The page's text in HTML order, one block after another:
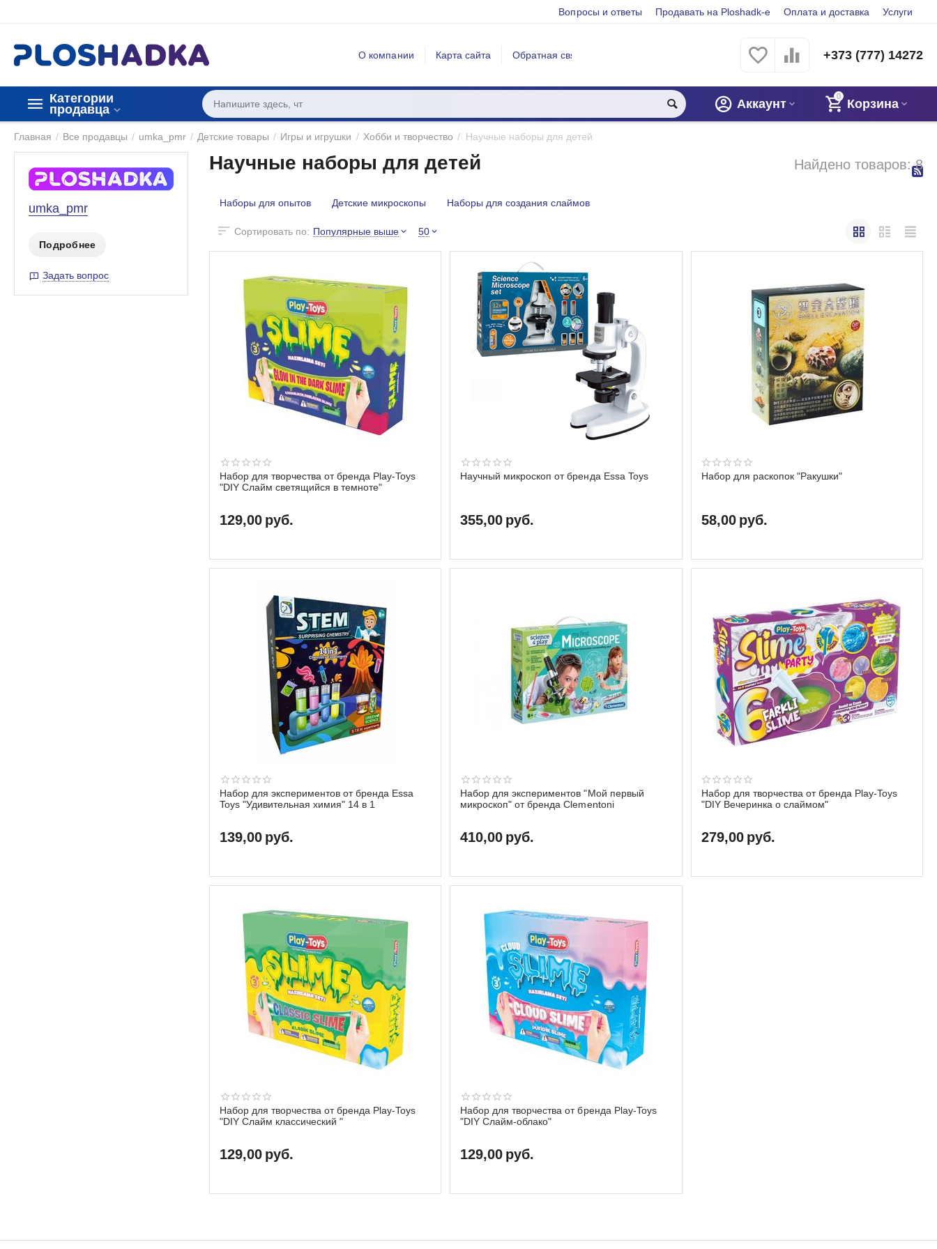
Вопросы и ответы Продавать на Ploshadk-e Оплата и доставка Услуги
О компании Карта сайта Обратная связь +373 (777) 14272
Категории
продавца
0
Корзина
Аккаунт
Главная / Все продавцы / umka_pmr / Детские товары / Игры и игрушки / Хобби и творчество / Научные наборы для детей
Научные наборы для детей Найдено товаров: 8
Наборы для опытов Детские микроскопы Наборы для создания слаймов
Сортировать по: Популярные выше 50
Набор для творчества от бренда Play-Toys
"DIY Слайм светящийся в темноте"
129,00 руб.
Научный микроскоп от бренда Essa Toys
355,00 руб.
Набор для раскопок "Ракушки"
58,00 руб.
Набор для экспериментов от бренда Essa
Toys "Удивительная химия" 14 в 1
139,00 руб.
Набор для экспериментов "Мой первый
микроскоп" от бренда Clementoni
410,00 руб.
Набор для творчества от бренда Play-Toys
"DIY Вечеринка о слаймом"
279,00 руб.
Набор для творчества от бренда Play-Toys
"DIY Слайм классический "
129,00 руб.
Набор для творчества от бренда Play-Toys
"DIY Слайм-облако"
129,00 руб.
umka_pmr
Подробнее
Задать вопрос